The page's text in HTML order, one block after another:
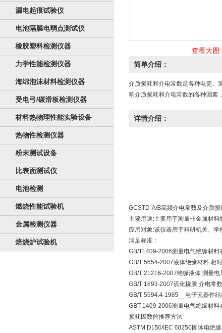
漏电起痕试验仪
电池隔膜电弱点测试仪
橡胶塑料检测仪器
力学性能检测仪器
海绵泡沫材料检测仪器
受电弓/碳滑板检测仪器
材料热物理性能实验设备
热物性检测仪器
粉末测试设备
比表面测试仪
电池检测
燃烧性能试验机
金属检测仪器
焙烧炉试验机
查看大图
简单介绍：
介质损耗和介电常数是各种电瓷、
响介质损耗和介电常数的各种因素
详情介绍：
GCSTD-A/B高频介电常数及介质
主要用途:主要用于测量非金属材
应用对象:该仪器用于科研机关、
满足标准：
GB/T1409-2006测量电气绝缘材
GB/T 5654-2007液体绝缘材料 相
GB/T 21216-2007绝缘液体 测量
GB/T 1693-2007硫化橡胶 介电常
GB/T 5594.4-1985__电子元器件
GBT 1409-2006测量电气绝缘材
损耗因数的推荐方法
ASTM D150/IEC 60250固体电绝